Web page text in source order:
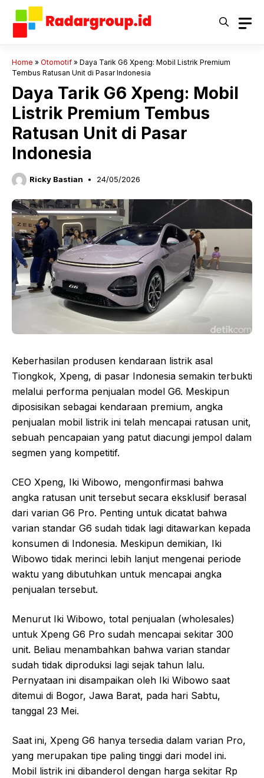
Langsung
Home » Otomotif » Daya Tarik G6 Xpeng: Mobil Listrik Premium
Tembus Ratusan Unit di Pasar Indonesia
Daya Tarik G6 Xpeng: Mobil
Listrik Premium Tembus
Ratusan Unit di Pasar
Indonesia
Ricky Bastian 24/05/2026
Keberhasilan produsen kendaraan listrik asal
Tiongkok, Xpeng, di pasar Indonesia semakin terbukti
melalui performa penjualan model G6. Meskipun
diposisikan sebagai kendaraan premium, angka
penjualan mobil listrik ini telah mencapai ratusan unit,
sebuah pencapaian yang patut diacungi jempol dalam
segmen yang kompetitif.
CEO Xpeng, Iki Wibowo, mengonfirmasi bahwa
angka ratusan unit tersebut secara eksklusif berasal
dari varian G6 Pro. Penting untuk dicatat bahwa
varian standar G6 sudah tidak lagi ditawarkan kepada
konsumen di Indonesia. Meskipun demikian, Iki
Wibowo tidak merinci lebih lanjut mengenai periode
waktu yang dibutuhkan untuk mencapai angka
penjualan tersebut.
Menurut Iki Wibowo, total penjualan (wholesales)
untuk Xpeng G6 Pro sudah mencapai sekitar 300
unit. Beliau menambahkan bahwa varian standar
sudah tidak diproduksi lagi sejak tahun lalu.
Pernyataan ini disampaikan oleh Iki Wibowo saat
ditemui di Bogor, Jawa Barat, pada hari Sabtu,
tanggal 23 Mei.
Saat ini, Xpeng G6 hanya tersedia dalam varian Pro,
yang merupakan tipe paling tinggi dari model ini.
Mobil listrik ini dibanderol dengan harga sekitar Rp